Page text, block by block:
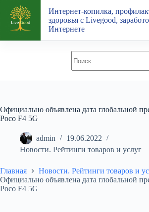
Перейти
сути
Интернет-копилка,
здоровья с Livegood,
Интернете
Официально объявлена дата глобальной
Poco F4 5G
admin
19.06.2022
Новости. Рейтинги товаров и услуг
Главная
Новости. Рейтинги товаров и
Официально объявлена дата глобальной
Poco F4 5G